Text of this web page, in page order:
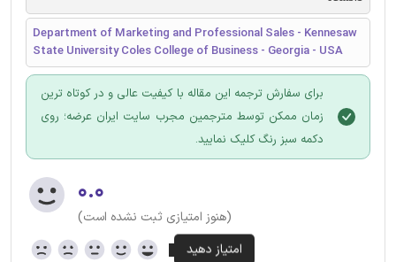
Department of Marketing and Professional Sales - Kennesaw
State University Coles College of Business - Georgia - USA
برای سفارش ترجمه این مقاله با کیفیت عالی و در کوتاه ترین
زمان ممکن توسط مترجمین مجرب سایت ایران عرضه؛ روی
دکمه سبز رنگ کلیک نمایید.
۰.۰
(هنوز امتیازی ثبت نشده است)